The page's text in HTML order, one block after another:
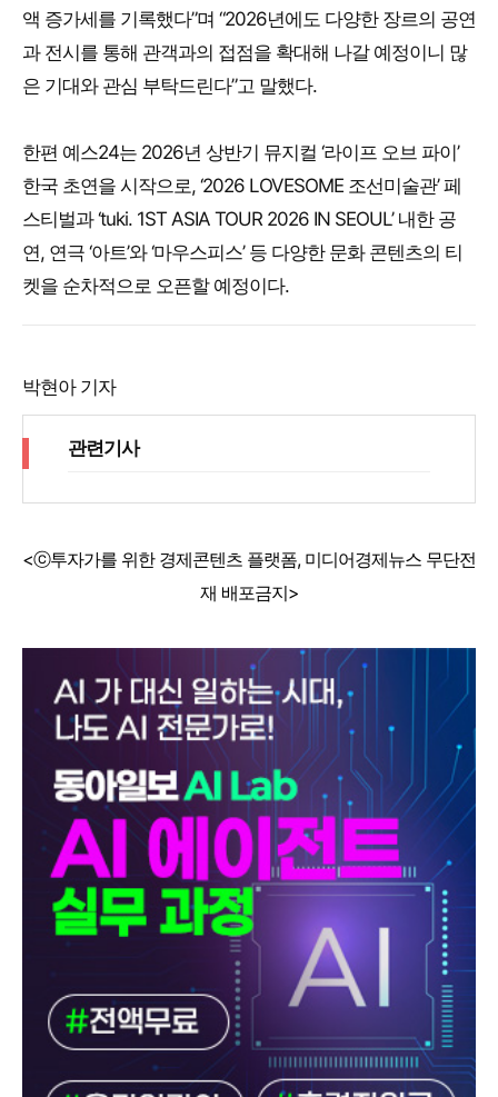
액 증가세를 기록했다”며 “2026년에도 다양한 장르의 공연
과 전시를 통해 관객과의 접점을 확대해 나갈 예정이니 많
은 기대와 관심 부탁드린다”고 말했다.
한편 예스24는 2026년 상반기 뮤지컬 ‘라이프 오브 파이’
한국 초연을 시작으로, ‘2026 LOVESOME 조선미술관’ 페
스티벌과 ‘tuki. 1ST ASIA TOUR 2026 IN SEOUL’ 내한 공
연, 연극 ‘아트’와 ‘마우스피스’ 등 다양한 문화 콘텐츠의 티
켓을 순차적으로 오픈할 예정이다.
박현아 기자
관련기사
<ⓒ투자가를 위한 경제콘텐츠 플랫폼, 미디어경제뉴스 무단전
재 배포금지>